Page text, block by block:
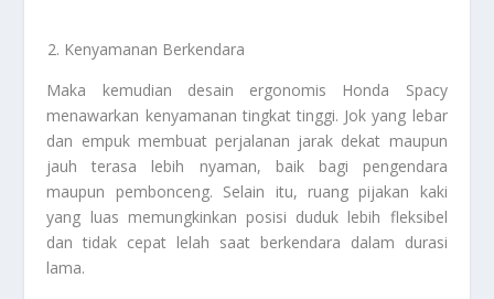
Kenyamanan Berkendara
Maka kemudian desain ergonomis Honda Spacy
menawarkan kenyamanan tingkat tinggi. Jok yang lebar
dan empuk membuat perjalanan jarak dekat maupun
jauh terasa lebih nyaman, baik bagi pengendara
maupun pembonceng. Selain itu, ruang pijakan kaki
yang luas memungkinkan posisi duduk lebih fleksibel
dan tidak cepat lelah saat berkendara dalam durasi
lama.